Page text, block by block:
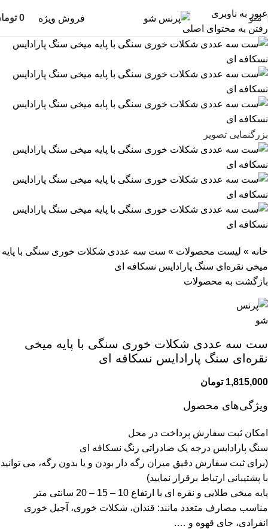
عبور به ناوبری
رفتن به محتوای اصلی
منو فروش ویژه 0
بزرگنمایی تصویر
خانه » لیست محصولات » ست سه عددی شکلات خوری سنگی با پایه
میخی نقره‌ای سنگ پارادایس نسکافه ای
بازگشت به محصولات
ست سه عددی شکلات خوری سنگی با پایه میخی
نقره‌ای سنگ پارادایس نسکافه ای
1,815,000 تومان
ویژگی‌های محصول
امکان ثبت سفارش پرداخت در محل
سنگ پارادایس درجه یک صادراتی رنگ نسکافه ای
(برای ثبت سفارش دقیق میزان رگه دار بودن و یا بدون رگه، می توانید
با پشتیبانی ارتباط برقرار نمایید)
پایه میخی طلایی و نقره ای با ارتفاع 10 – 15 – 20 سانتی متر
مناسب مصارف متعدد مانند: قندان، شکلات خوری، آجیل خوری
انفرادی، جای قهوه و ….